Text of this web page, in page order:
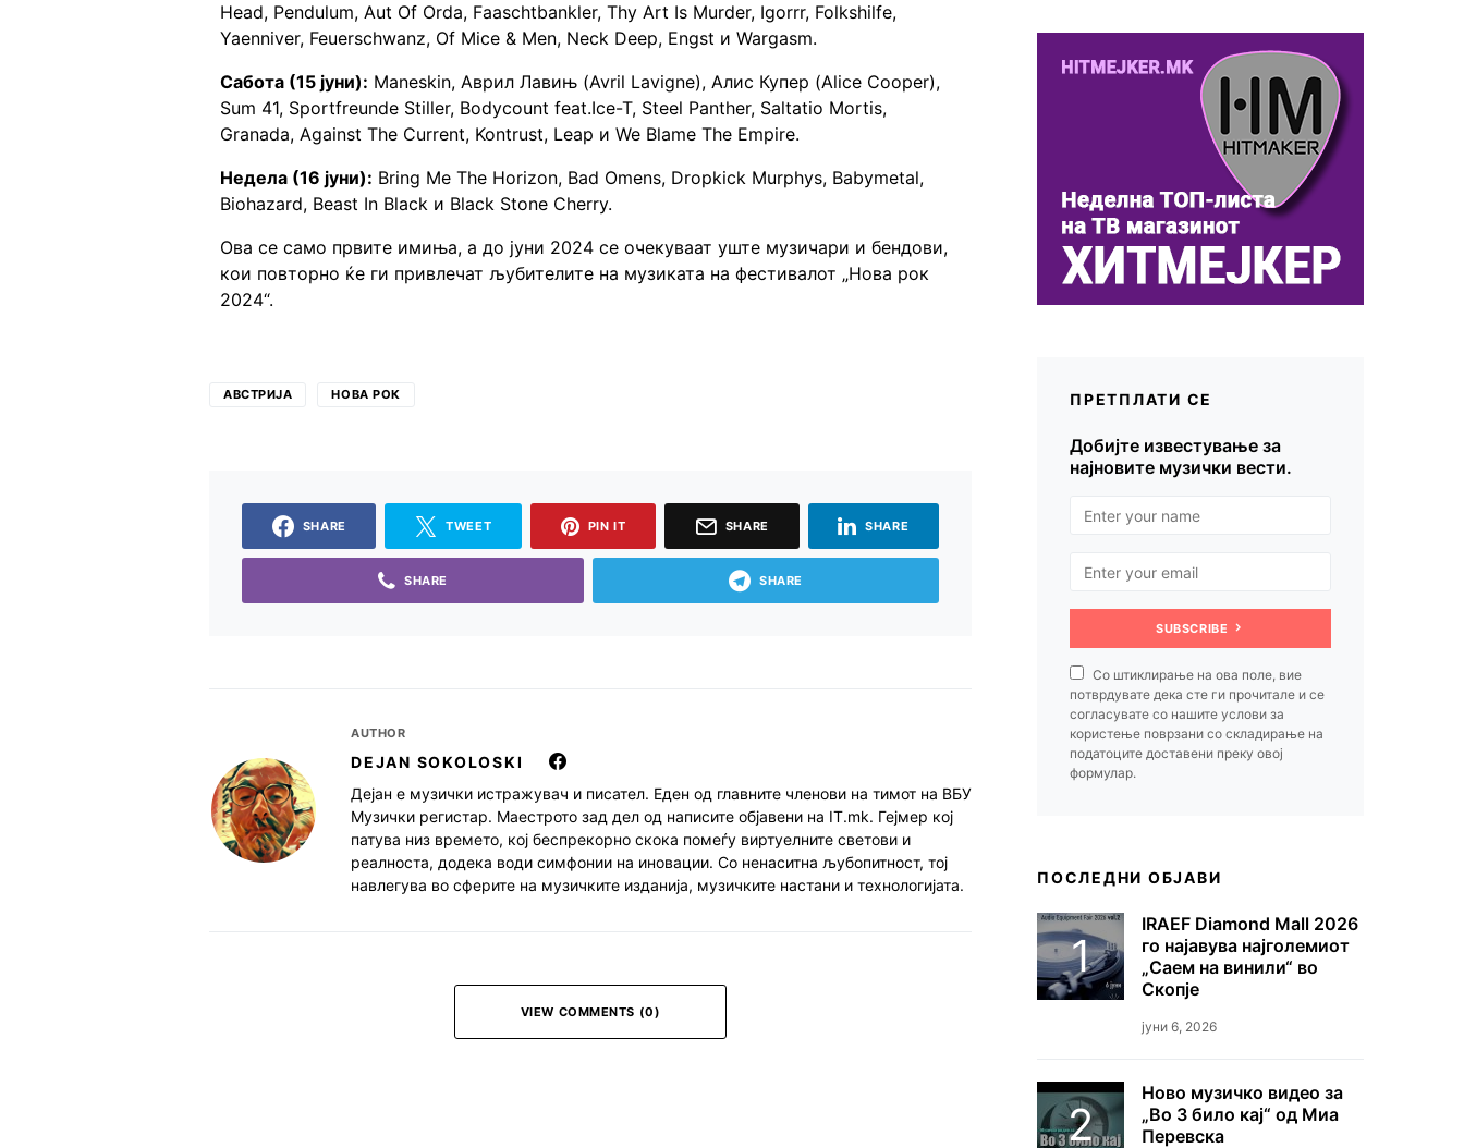
Head, Pendulum, Aut Of Orda, Faaschtbankler, Thy Art Is Murder, Igorrr, Folkshilfe,
Yaenniver, Feuerschwanz, Of Mice & Men, Neck Deep, Engst и Wargasm.
Сабота (15 јуни): Maneskin, Аврил Лавињ (Avril Lavigne), Алис Купер (Alice Cooper),
Sum 41, Sportfreunde Stiller, Bodycount feat.Ice-T, Steel Panther, Saltatio Mortis,
Granada, Against The Current, Kontrust, Leap и We Blame The Empire.
Недела (16 јуни): Bring Me The Horizon, Bad Omens, Dropkick Murphys, Babymetal,
Biohazard, Beast In Black и Black Stone Cherry.
Ова се само првите имиња, а до јуни 2024 се очекуваат уште музичари и бендови,
кои повторно ќе ги привлечат љубителите на музиката на фестивалот „Нова рок
2024“.
АВСТРИЈА НОВА РОК
SHARE TWEET PIN IT SHARE SHARE
SHARE SHARE
AUTHOR
DEJAN SOKOLOSKI
Дејан е музички истражувач и писател. Еден од главните членови на тимот на ВБУ
Музички регистар. Маестрото зад дел од написите објавени на IT.mk. Гејмер кој
патува низ времето, кој беспрекорно скока помеѓу виртуелните светови и
реалноста, додека води симфонии на иновации. Со ненаситна љубопитност, тој
навлегува во сферите на музичките изданија, музичките настани и технологијата.
VIEW COMMENTS (0)
ПРЕТПЛАТИ СЕ
Добијте известување за
најновите музички вести.
SUBSCRIBE
Со штиклирање на ова поле, вие
потврдувате дека сте ги прочитале и се
согласувате со нашите услови за
користење поврзани со складирање на
податоците доставени преку овој
формулар.
ПОСЛЕДНИ ОБЈАВИ
IRAEF Diamond Mall 2026
го најавува најголемиот
„Саем на винили“ во
Скопје
јуни 6, 2026
Ново музичко видео за
„Во 3 било кај“ од Миа
Перевска